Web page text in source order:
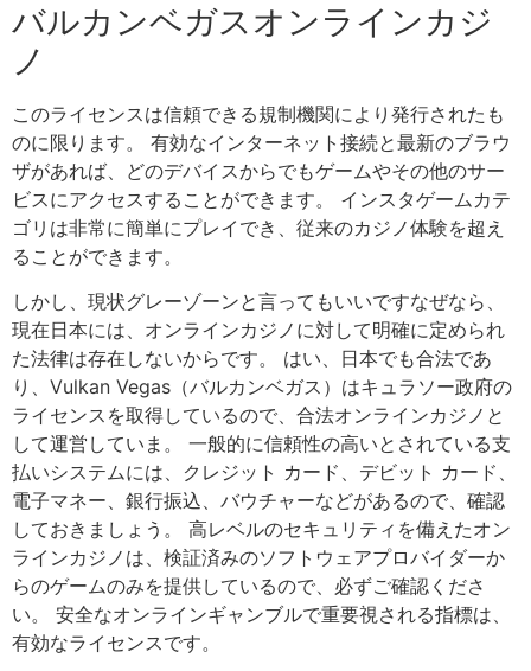
バルカンベガスオンラインカジ
ノ
このライセンスは信頼できる規制機関により発行されたも
のに限ります。 有効なインターネット接続と最新のブラウ
ザがあれば、どのデバイスからでもゲームやその他のサー
ビスにアクセスすることができます。 インスタゲームカテ
ゴリは非常に簡単にプレイでき、従来のカジノ体験を超え
ることができます。
しかし、現状グレーゾーンと言ってもいいですなぜなら、
現在日本には、オンラインカジノに対して明確に定められ
た法律は存在しないからです。 はい、日本でも合法であ
り、Vulkan Vegas（バルカンベガス）はキュラソー政府の
ライセンスを取得しているので、合法オンラインカジノと
して運営していま。 一般的に信頼性の高いとされている支
払いシステムには、クレジット カード、デビット カード、
電子マネー、銀行振込、バウチャーなどがあるので、確認
しておきましょう。 高レベルのセキュリティを備えたオン
ラインカジノは、検証済みのソフトウェアプロバイダーか
らのゲームのみを提供しているので、必ずご確認くださ
い。 安全なオンラインギャンブルで重要視される指標は、
有効なライセンスです。